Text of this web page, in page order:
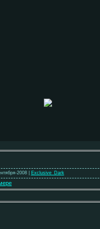
2008 | Exclusive_Dark